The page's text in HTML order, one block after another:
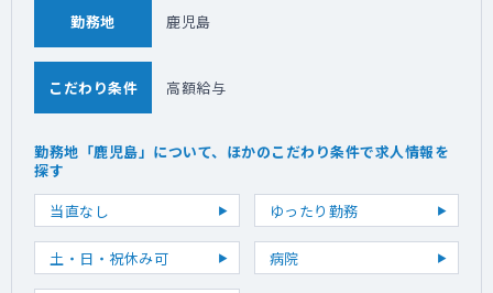
勤務地 鹿児島
こだわり条件 高額給与
勤務地「鹿児島」について、ほかのこだわり条件で求人情報を
探す
当直なし
ゆったり勤務
土・日・祝休み可 病院